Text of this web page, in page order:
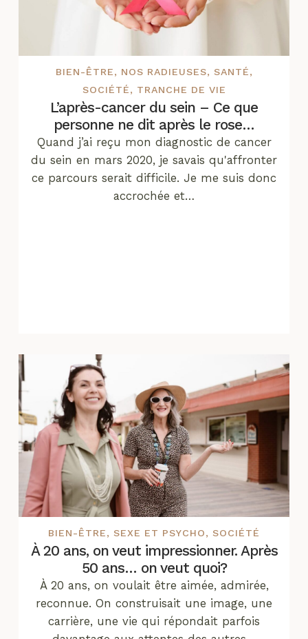
BIEN-ÊTRE, NOS RADIEUSES, SANTÉ,
SOCIÉTÉ, TRANCHE DE VIE
L’après-cancer du sein – Ce que
personne ne dit après le rose…
Quand j’ai reçu mon diagnostic de cancer
du sein en mars 2020, je savais qu'affronter
ce parcours serait difficile. Je me suis donc
accrochée et…
BIEN-ÊTRE, SEXE ET PSYCHO, SOCIÉTÉ
À 20 ans, on veut impressionner. Après
50 ans… on veut quoi?
À 20 ans, on voulait être aimée, admirée,
reconnue. On construisait une image, une
carrière, une vie qui répondait parfois